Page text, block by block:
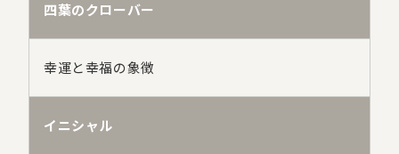
四葉のクローバー
幸運と幸福の象徴
イニシャル